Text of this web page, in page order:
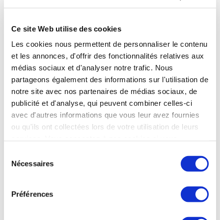
Ce site Web utilise des cookies
Les cookies nous permettent de personnaliser le contenu
et les annonces, d'offrir des fonctionnalités relatives aux
médias sociaux et d'analyser notre trafic. Nous
partageons également des informations sur l'utilisation de
notre site avec nos partenaires de médias sociaux, de
publicité et d'analyse, qui peuvent combiner celles-ci
avec d'autres informations que vous leur avez fournies
ou qu'ils ont collectées lors de votre utilisation de leurs
Nécessaires
Préférences
le Rafale, dont 192 en France et 219 à l’export. Ce chiffre
succès appelle le succès », comme l’a souligné Eric Trappier,
toutes tailles participent au programme Rafale.
Aerobuzz du 18 octobre
DÉFENSE
La Commission européenne autorise le rachat
de 63% du capital de CILAS par Safran et
La Commission européenne a annoncé, le 17 octobre, qu’elle
coentreprise entre Safran et MBDA. « La Commission a
conclu que la concentration ne soulèverait pas de problème